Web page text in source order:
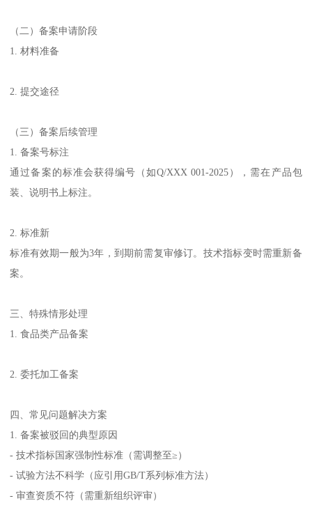
（二）备案申请阶段
1. 材料准备
2. 提交途径
（三）备案后续管理
1. 备案号标注
通过备案的标准会获得编号（如Q/XXX 001-2025），需在产品包
装、说明书上标注。
2. 标准新
标准有效期一般为3年，到期前需复审修订。技术指标变时需重新备
案。
三、特殊情形处理
1. 食品类产品备案
2. 委托加工备案
四、常见问题解决方案
1. 备案被驳回的典型原因
- 技术指标国家强制性标准（需调整至≥）
- 试验方法不科学（应引用GB/T系列标准方法）
- 审查资质不符（需重新组织评审）